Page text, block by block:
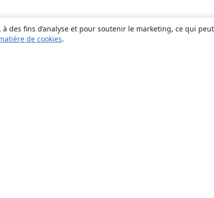
des fins d’analyse et pour soutenir le marketing, ce qui
de cookies.